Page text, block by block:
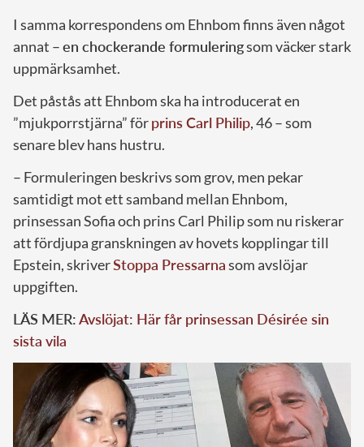
I samma korrespondens om Ehnbom finns även något
annat –en chockerande formuleringsom väcker stark
uppmärksamhet.
Det påstås att Ehnbom ska ha introducerat en
”mjukporrstjärna” förprins Carl Philip, 46 – som
senare blev hans hustru.
– Formuleringen beskrivs som grov, men pekar
samtidigt mot ett samband mellan Ehnbom,
prinsessan Sofia och prins Carl Philip som nu riskerar
att fördjupa granskningen av hovets kopplingar till
Epstein, skriverStoppa Pressarnasom avslöjar
uppgiften.
LÄS MER:Avslöjat: Här får prinsessan Désirée sin
sista vila